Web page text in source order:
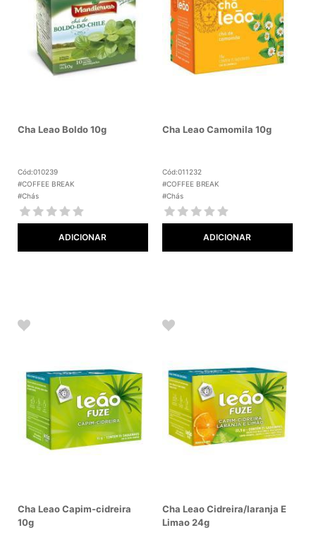
Cha Leao Boldo 10g
Cód:010239
#COFFEE BREAK
#Chás
ADICIONAR
Cha Leao Camomila 10g
Cód:011232
#COFFEE BREAK
#Chás
ADICIONAR
Cha Leao Capim-cidreira
10g
Cha Leao Cidreira/laranja E
Limao 24g